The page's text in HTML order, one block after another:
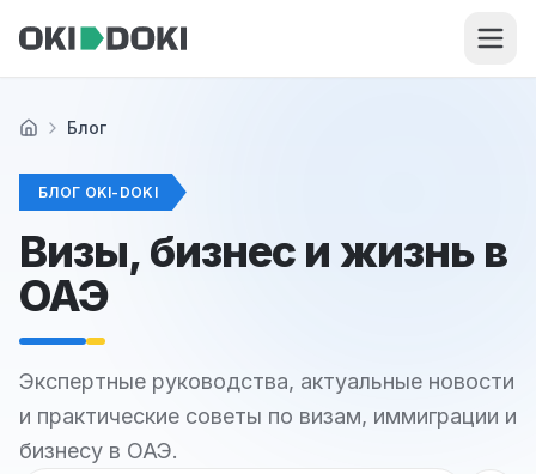
ГлавнаяБлог
БЛОГ OKI-DOKI
Визы, бизнес и жизнь в
ОАЭ
Экспертные руководства, актуальные новости
и практические советы по визам, иммиграции и
бизнесу в ОАЭ.